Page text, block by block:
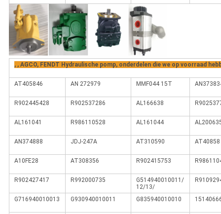
, , AGCO, FENDT Hydraulische pomp, onderdelen die we op voorraad
AT405846 AN 272979 MMF044 15T
R902445428 R902537286 AL166638
AL161041 R986110528 AL161044
AN374888 JDJ-247A AT310590 AT40858
A10FE28 AT308356 R902415753
R902427417 R992000735
G514940010011/
12/13/
G716940010013 G930940010011 G835940010010